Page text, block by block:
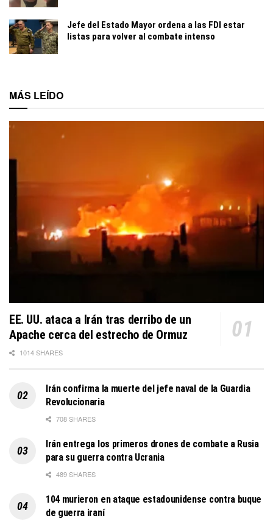
Jefe del Estado Mayor ordena a las FDI estar
listas para volver al combate intenso
MÁS LEÍDO
EE. UU. ataca a Irán tras derribo de un
Apache cerca del estrecho de Ormuz
1014 SHARES
Irán confirma la muerte del jefe naval de la Guardia
Revolucionaria
708 SHARES
Irán entrega los primeros drones de combate a Rusia
para su guerra contra Ucrania
489 SHARES
104 murieron en ataque estadounidense contra buque
de guerra iraní